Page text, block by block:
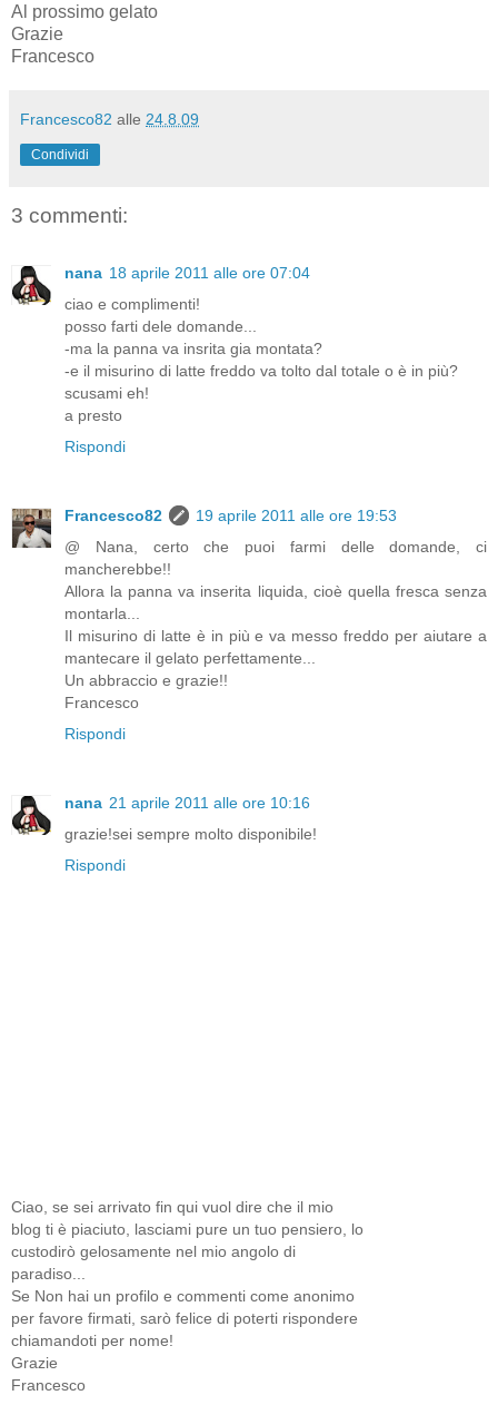
Al prossimo gelato
Grazie
Francesco
Francesco82 alle 24.8.09
Condividi
3 commenti:
nana 18 aprile 2011 alle ore 07:04
ciao e complimenti!
posso farti dele domande...
-ma la panna va insrita gia montata?
-e il misurino di latte freddo va tolto dal totale o è in più?
scusami eh!
a presto
Rispondi
Francesco82
19 aprile 2011 alle ore 19:53
@ Nana, certo che puoi farmi delle domande, ci
mancherebbe!!
Allora la panna va inserita liquida, cioè quella fresca senza
montarla...
Il misurino di latte è in più e va messo freddo per aiutare a
mantecare il gelato perfettamente...
Un abbraccio e grazie!!
Francesco
Rispondi
nana 21 aprile 2011 alle ore 10:16
grazie!sei sempre molto disponibile!
Rispondi
Ciao, se sei arrivato fin qui vuol dire che il mio
blog ti è piaciuto, lasciami pure un tuo pensiero, lo
custodirò gelosamente nel mio angolo di
paradiso...
Se Non hai un profilo e commenti come anonimo
per favore firmati, sarò felice di poterti rispondere
chiamandoti per nome!
Grazie
Francesco